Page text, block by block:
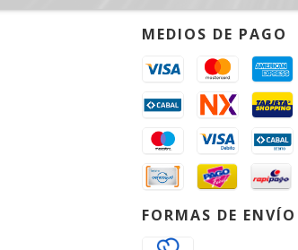
MEDIOS DE PAGO
FORMAS DE ENVÍO